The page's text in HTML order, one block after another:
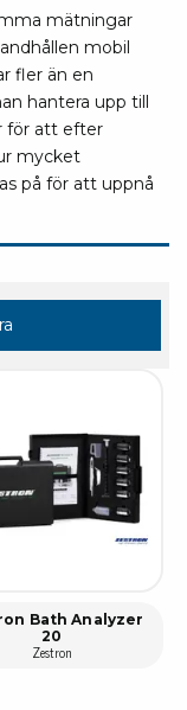
mätningar
mobil
fler än en
hantera upp till
för att efter
mycket
på för att uppnå
Bath Analyzer
20
Zestron